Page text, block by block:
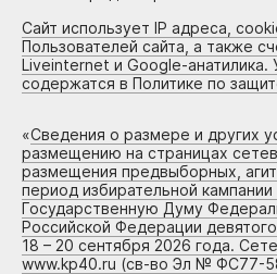
Сайт использует IP адреса,
Пользователей сайта, а также
Liveinternet и Google-анатилика.
содержатся в Политике по
«Сведения о размере и других
размещению на страницах
размещения предвыборных,
период избирательной
Государственную Думу
Российской Федерации
18 – 20 сентября 2026 года.
www.kp40.ru (св-во Эл № ФС77-